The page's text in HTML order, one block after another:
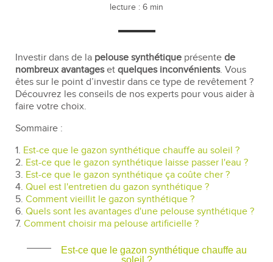
lecture : 6 min
Investir dans de la pelouse synthétique présente de
nombreux avantageset quelques inconvénients. Vous
êtes sur le point d’investir dans ce type de revêtement ?
Découvrez les conseils de nos experts pour vous aider à
faire votre choix.
Sommaire :
1. Est-ce que le gazon synthétique chauffe au soleil ?
2. Est-ce que le gazon synthétique laisse passer l'eau ?
3. Est-ce que le gazon synthétique ça coûte cher ?
4. Quel est l'entretien du gazon synthétique ?
5. Comment vieillit le gazon synthétique ?
6. Quels sont les avantages d'une pelouse synthétique ?
7. Comment choisir ma pelouse artificielle ?
Est-ce que le gazon synthétique chauffe au
soleil ?